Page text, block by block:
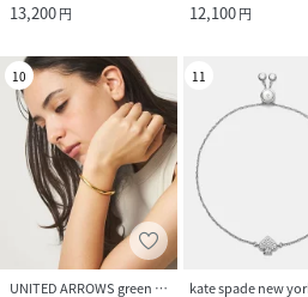
13,200円 12,100円
10
UNITED ARROWS green label relaxing
11
kate spade new